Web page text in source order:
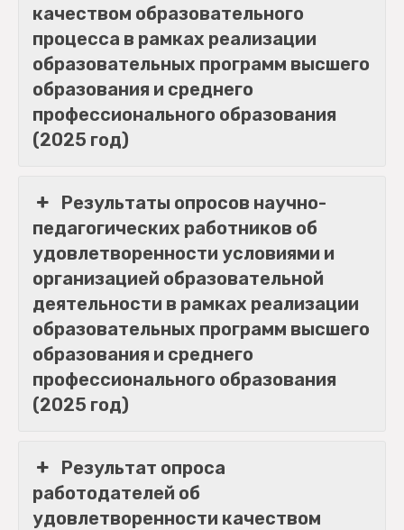
качеством образовательного
процесса в рамках реализации
образовательных программ высшего
образования и среднего
профессионального образования
(2025 год)
Результаты опросов научно-
педагогических работников об
удовлетворенности условиями и
организацией образовательной
деятельности в рамках реализации
образовательных программ высшего
образования и среднего
профессионального образования
(2025 год)
Результат опроса
работодателей об
удовлетворенности качеством